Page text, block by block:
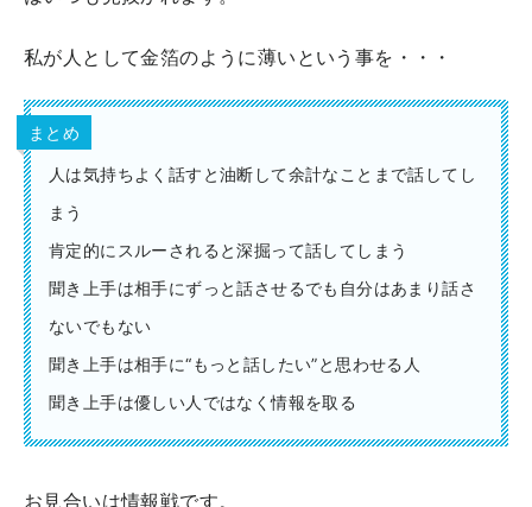
私が人として金箔のように薄いという事を・・・
まとめ
人は気持ちよく話すと油断して余計なことまで話してし
まう
肯定的にスルーされると深掘って話してしまう
聞き上手は相手にずっと話させるでも自分はあまり話さ
ないでもない
聞き上手は相手に“もっと話したい”と思わせる人
聞き上手は優しい人ではなく情報を取る
お見合いは情報戦です。